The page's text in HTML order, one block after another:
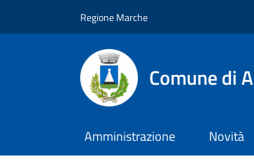
Regione Marche
Comune di
Amministrazione Novità